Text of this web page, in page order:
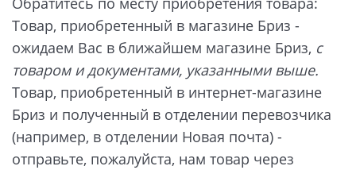
Товар, приобретенный в магазине Бриз -
ожидаем Вас в ближайшем магазине Бриз, с
товаром и документами, указанными выше.
Товар, приобретенный в интернет-магазине
Бриз и полученный в отделении перевозчика
(например, в отделении Новая почта) -
отправьте, пожалуйста, нам товар через